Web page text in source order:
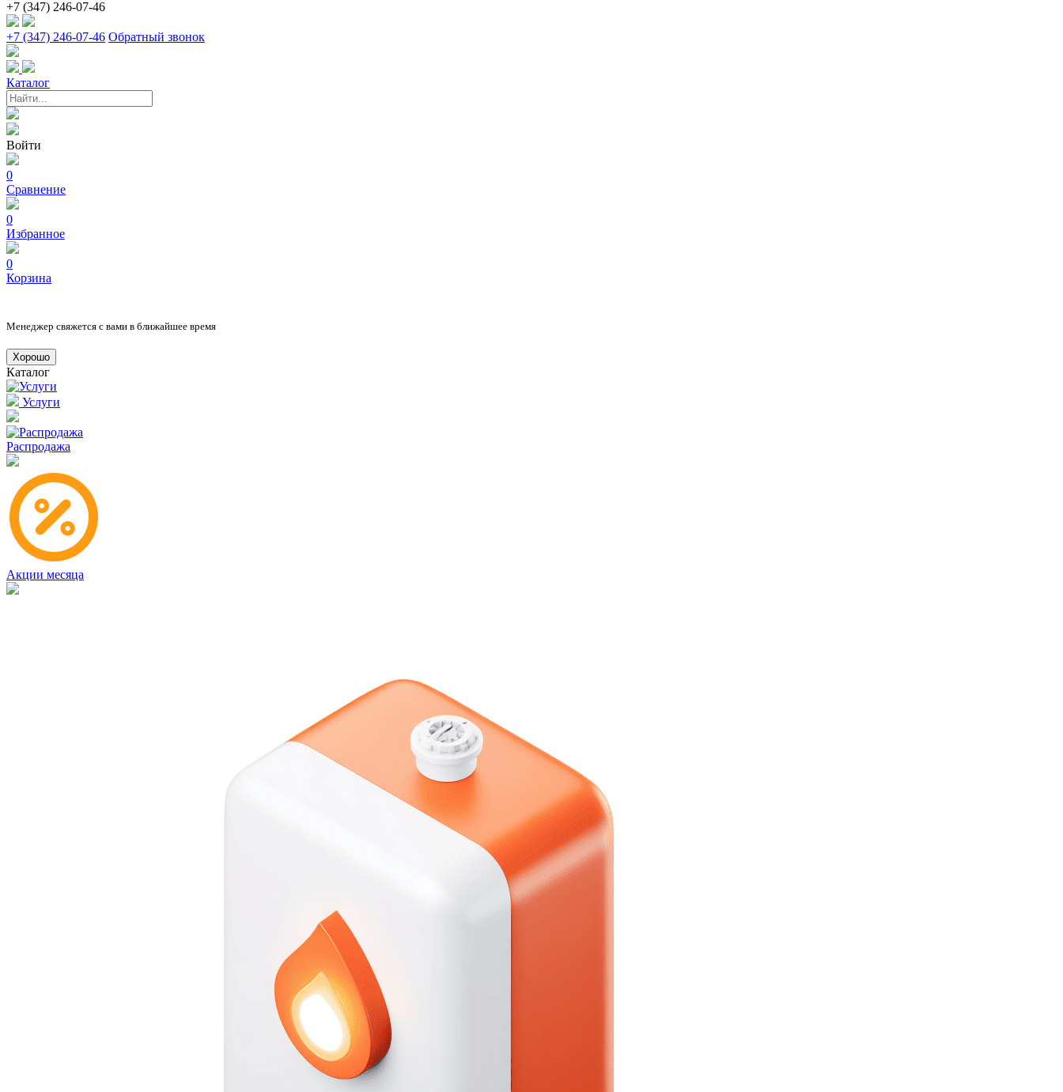
+7 (347) 246-07-46
+7 (347) 246-07-46 Обратный звонок
Каталог
Войти
0
Сравнение
0
Избранное
0
Корзина
Менеджер свяжется с вами в ближайшее время
Хорошо
Каталог
Услуги
Распродажа
Акции месяца